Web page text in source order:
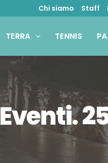
Chi siamo Staff
TERRA TENNIS